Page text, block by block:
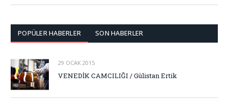
POPÜLER HABERLER SON HABERLER
29 OCAK 2015
VENEDİK CAMCILIĞI / Gülistan Ertik